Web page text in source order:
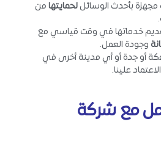
مجهزة بأحدث الوسائل لحمايتها من
خدماتها في وقت قياسي مع
وجودة العمل.
أو جدة أو أي مدينة أخرى في
علينا.
مع شركة